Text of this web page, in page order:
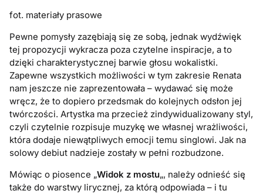
fot. materiały prasowe
Pewne pomysły zazębiają się ze sobą, jednak wydźwięk
tej propozycji wykracza poza czytelne inspiracje, a to
dzięki charakterystycznej barwie głosu wokalistki.
Zapewne wszystkich możliwości w tym zakresie Renata
nam jeszcze nie zaprezentowała – wydawać się może
wręcz, że to dopiero przedsmak do kolejnych odsłon jej
twórczości. Artystka ma przecież zindywidualizowany styl,
czyli czytelnie rozpisuje muzykę we własnej wrażliwości,
która dodaje niewątpliwych emocji temu singlowi. Jak na
solowy debiut nadzieje zostały w pełni rozbudzone.
Mówiąc o piosence „Widok z mostu„, należy odnieść się
także do warstwy lirycznej, za którą odpowiada – i tu